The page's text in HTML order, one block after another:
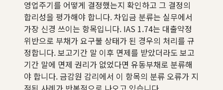
영업주기를 어떻게 결정했는지 확인하고 그 결정의
합리성을 평가해야 합니다. 차입금 분류는 실무에서
가장 신경 쓰이는 항목입니다. IAS 1.74는 대출약정
위반으로 부채가 요구불 상태가 된 경우의 처리를 규
정합니다. 보고기간 말 이후 면제를 받았더라도 보고
기간 말에 면제 권리가 없었다면 유동부채로 분류해
야 합니다. 금감원 감리에서 이 항목의 분류 오류가 지